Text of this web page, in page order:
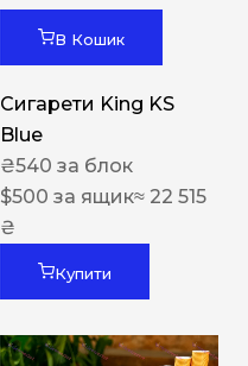
В Кошик
Сигарети King KS
Blue
₴540 за блок
$500 за ящик≈ 22 515
₴
Купити